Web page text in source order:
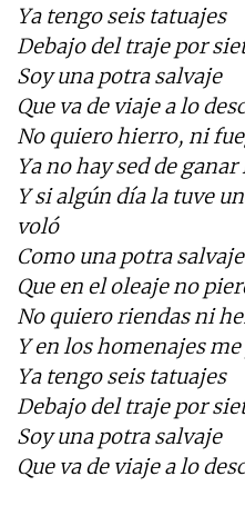
Ya tengo seis tatuajes
Debajo del traje por
Soy una potra salvaje
Que va de viaje a lo
No quiero hierro, ni
Ya no hay sed de
Y si algún día la tuve
voló
Como una potra salvaje
Que en el oleaje no
No quiero riendas ni
Y en los homenajes
Ya tengo seis tatuajes
Debajo del traje por
Soy una potra salvaje
Que va de viaje a lo